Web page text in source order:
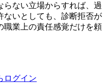
らない立場からすれば、過
ないとしても、診断拒否が
職業上の責任感覚だけを頼
ログイン